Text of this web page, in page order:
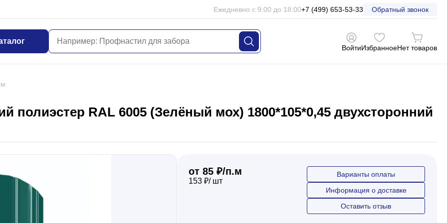
Ежедневно с 9:00 до 18:00+7 (499) 653-53-33 Обратный звонок
ВойтиИзбранноеНет товаров
полиэстер RAL 6005 (Зелёный мох) 1800*105*0,45 двухсторонний
от 85 ₽/п.м
153 ₽/ шт
Варианты оплаты
Информация о доставке
Оставить отзыв